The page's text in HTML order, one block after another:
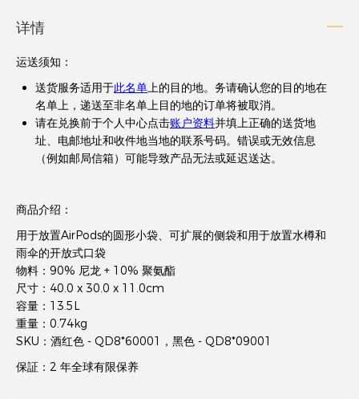
详情
运送须知 ：
送货服务适用于此名单上的目的地。务请确认您的目的地在
名单上，递送至非名单上目的地的订单将被取消。
请在兑换前于个人中心点击账户资料并填上正确的送货地
址、电邮地址和收件地当地的联系号码。错误或无效信息
（例如邮局信箱）可能导致产品无法或延迟送达。
商品介绍：
用于放置AirPods的圆形小袋、可扩展的侧袋和用于放置水樽和
雨伞的开放式口袋
物料：90% 尼龙 + 10% 聚氨酯
尺寸：40.0 x 30.0 x 11.0cm
容量：13.5L
重量：0.74kg
SKU：酒红色 - QD8*60001，黑色 - QD8*09001
保証：2 年全球有限保养